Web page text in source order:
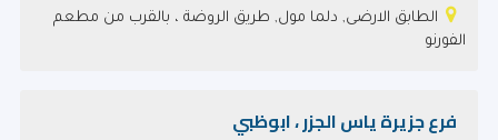
الطابق الارضى, دلما مول, طريق الروضة ، بالقرب من مطعم
الفورنو
فرع جزيرة ياس الجزر ، ابوظبي